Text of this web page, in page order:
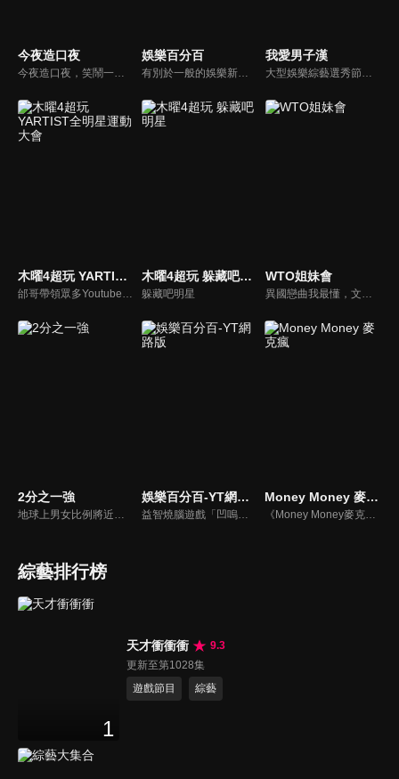
今夜造口夜
今夜造口夜，笑鬧一整夜。以網路自製嘲諷節目走紅、在網路擁有廣大支持群眾和影響力的主播「視網膜」，藉此一揉合綜藝與喜劇之談話性節目，帶觀眾以輕鬆之方式，瞭解時下最熱門、最能引起共鳴的社會議題、現象和人物。 多元的切入角度、最輕鬆易懂的議題剖析、言論尺度不設限！
娛樂百分百
有別於一般的娛樂新聞播報，透過遊戲、粉絲互動認識大明星們的真性情，歌唱單元讓你享受歌手們天籟般的歌聲，各式專題報導是為最佳懶人包，掌握最新娛樂動態，求新求變的節目單元刺激你的感官、滿足你的視覺，帶給你滿滿的歡笑，洗去整日的疲憊！
我愛男子漢
大型娛樂綜藝選秀節目《我愛男子漢》強勢登場！打造全新華語男子團體！各個參賽者無不卯足全力，使出看家本領只為登上夢想殿堂！為了擄獲評審芳心，哪些參賽者會使出意想不到的絕招呢？獨家精彩內容搶先看，想知道有什麼大來賓大駕光臨？想知道有那些爆笑互動內容？
木曜4超玩 YARTIST全明星運動大會
邰哥帶領眾多Youtuber舉辦運動會，全部人都動起來！木曜4超玩傾盡全力全新大型力作，集結YARTIST一同揮灑汗水爭取榮譽！
木曜4超玩 躲藏吧明星
躲藏吧明星
WTO姐妹會
異國戀曲我最懂，文化衝擊大不同！到底新住民怎麼看台灣？讓我們與主持人和來自世界各地的外國朋友，一起聊聊不同國家文化差異、衝擊、風俗、語言學習經驗、婚姻生活等。
2分之一強
地球上男女比例將近一比一，也就是有二分之一的女人。我們認為新世代的女人不論在能力、經濟、教育、工作上都不輸男人，這些獨立自主的女人早已撐起半邊天，她們有自己的價值觀和感情觀，我們稱她們是『二分之一強』。
娛樂百分百-YT網路版
益智燒腦遊戲「凹嗚狼人殺」激發你的邏輯推理能力，偶像巨星雲集，全球娛樂資訊，一手掌握不脫節！2025全新升級改版，盡在《娛樂百分百-YT網路版》！
Money Money 麥克瘋
《Money Money麥克瘋》節目強調不比音準、不比音色，也不比外型、外貌、氣質、長相等如何，只強調只要歌詞記得牢，就可以參加比賽。
綜藝排行榜
1
天才衝衝衝
9.3
更新至第1028集
遊戲節目
綜藝